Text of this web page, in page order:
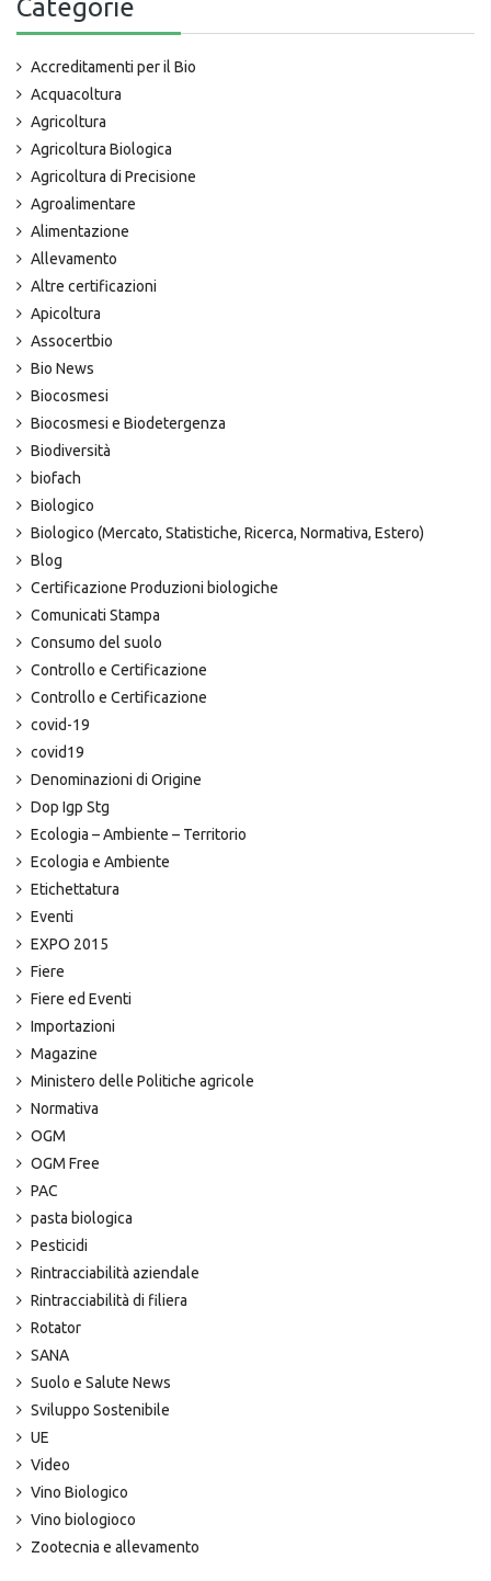
Categorie
Accreditamenti per il Bio
Acquacoltura
Agricoltura
Agricoltura Biologica
Agricoltura di Precisione
Agroalimentare
Alimentazione
Allevamento
Altre certificazioni
Apicoltura
Assocertbio
Bio News
Biocosmesi
Biocosmesi e Biodetergenza
Biodiversità
biofach
Biologico
Biologico (Mercato, Statistiche, Ricerca, Normativa, Estero)
Blog
Certificazione Produzioni biologiche
Comunicati Stampa
Consumo del suolo
Controllo e Certificazione
Controllo e Certificazione
covid-19
covid19
Denominazioni di Origine
Dop Igp Stg
Ecologia – Ambiente – Territorio
Ecologia e Ambiente
Etichettatura
Eventi
EXPO 2015
Fiere
Fiere ed Eventi
Importazioni
Magazine
Ministero delle Politiche agricole
Normativa
OGM
OGM Free
PAC
pasta biologica
Pesticidi
Rintracciabilità aziendale
Rintracciabilità di filiera
Rotator
SANA
Suolo e Salute News
Sviluppo Sostenibile
UE
Video
Vino Biologico
Vino biologioco
Zootecnia e allevamento